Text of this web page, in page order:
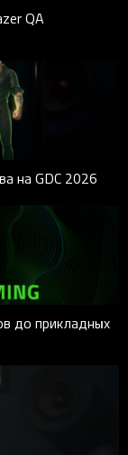
QA
на GDC 2026
до прикладных